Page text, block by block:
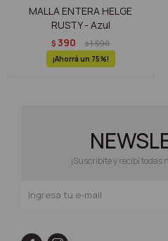
MALLA ENTERA HELGE
RUSTY - Azul
$ 390 $1.590
75
¡Suscribite y recibí todas